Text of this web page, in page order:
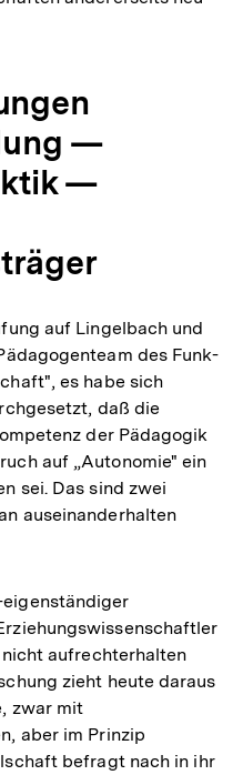
—
—
auf Lingelbach und
des Funk-
es habe sich
daß die
der Pädagogik
auf „Autonomie" ein
sei. Das sind zwei
auseinanderhalten
aufrechterhalten
zieht heute daraus
zwar mit
aber im Prinzip
befragt nach in ihr